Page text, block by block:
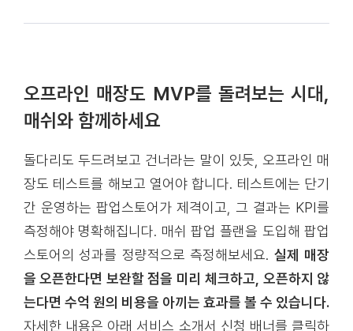
오프라인 매장도 MVP를 돌려보는 시대,
매쉬와 함께하세요
돌다리도 두드려보고 건너라는 말이 있듯, 오프라인 매
장도 테스트를 해보고 열어야 합니다. 테스트에는 단기
간 운영하는 팝업스토어가 제격이고, 그 결과는 KPI를
측정해야 명확해집니다. 매쉬 팝업 플랜을 도입해 팝업
스토어의 성과를 정량적으로 측정해보세요. 실제 매장
을 오픈한다면 보완할 점을 미리 체크하고, 오픈하지 않
는다면 수억 원의 비용을 아끼는 효과를 볼 수 있습니다.
자세한 내용은 아래 서비스 소개서 신청 배너를 클릭하